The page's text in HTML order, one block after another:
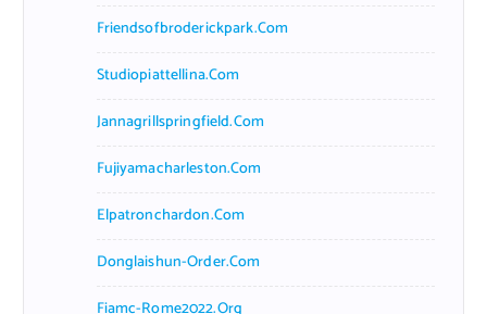
Friendsofbroderickpark.com
Studiopiattellina.com
Jannagrillspringfield.com
Fujiyamacharleston.com
Elpatronchardon.com
Donglaishun-Order.com
Fiamc-Rome2022.org